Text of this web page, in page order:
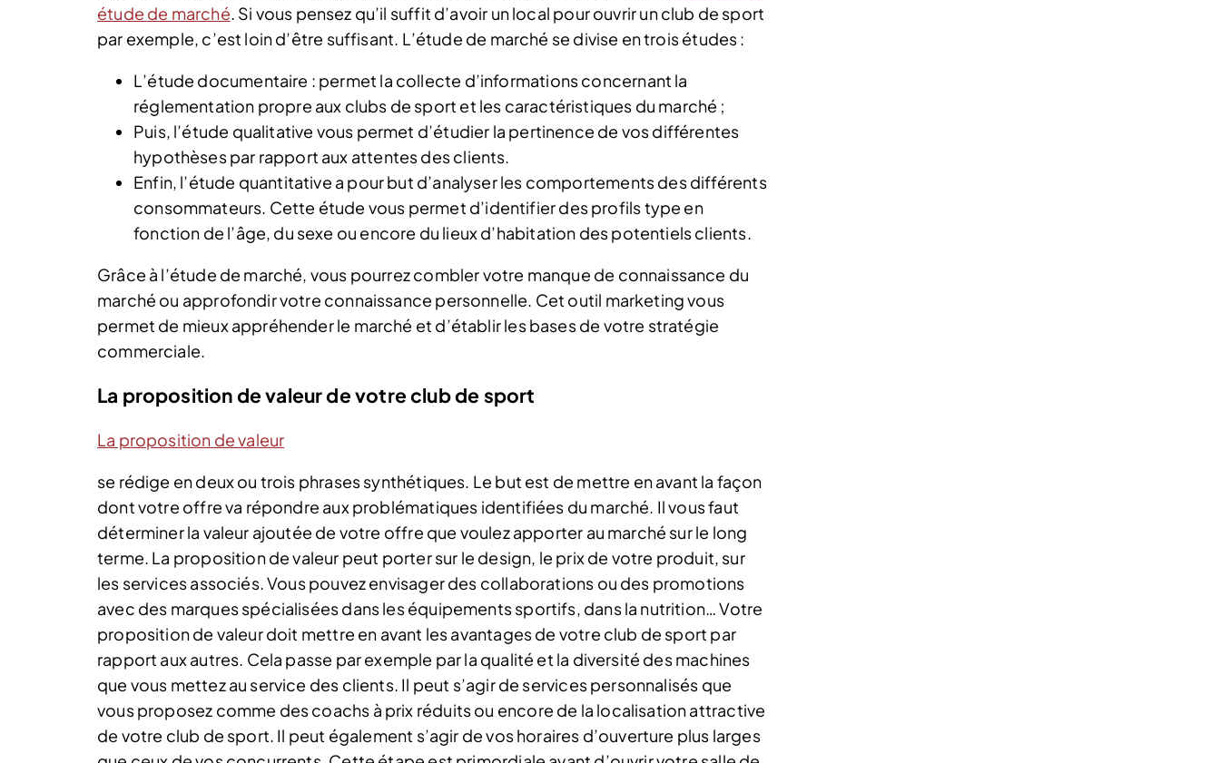
étude de marché. Si vous pensez qu’il suffit d’avoir un local pour ouvrir un club de sport
par exemple, c’est loin d’être suffisant. L’étude de marché se divise en trois études :
L’étude documentaire : permet la collecte d’informations concernant la
réglementation propre aux clubs de sport et les caractéristiques du marché ;
Puis, l’étude qualitative vous permet d’étudier la pertinence de vos différentes
hypothèses par rapport aux attentes des clients.
Enfin, l’étude quantitative a pour but d’analyser les comportements des différents
consommateurs. Cette étude vous permet d’identifier des profils type en
fonction de l’âge, du sexe ou encore du lieux d’habitation des potentiels clients.
Grâce à l’étude de marché, vous pourrez combler votre manque de connaissance du
marché ou approfondir votre connaissance personnelle. Cet outil marketing vous
permet de mieux appréhender le marché et d’établir les bases de votre stratégie
commerciale.
La proposition de valeur de votre club de sport
La proposition de valeur
se rédige en deux ou trois phrases synthétiques. Le but est de mettre en avant la façon
dont votre offre va répondre aux problématiques identifiées du marché. Il vous faut
déterminer la valeur ajoutée de votre offre que voulez apporter au marché sur le long
terme. La proposition de valeur peut porter sur le design, le prix de votre produit, sur
les services associés. Vous pouvez envisager des collaborations ou des promotions
avec des marques spécialisées dans les équipements sportifs, dans la nutrition… Votre
proposition de valeur doit mettre en avant les avantages de votre club de sport par
rapport aux autres. Cela passe par exemple par la qualité et la diversité des machines
que vous mettez au service des clients. Il peut s’agir de services personnalisés que
vous proposez comme des coachs à prix réduits ou encore de la localisation attractive
de votre club de sport. Il peut également s’agir de vos horaires d’ouverture plus larges